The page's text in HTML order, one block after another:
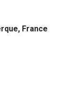
France